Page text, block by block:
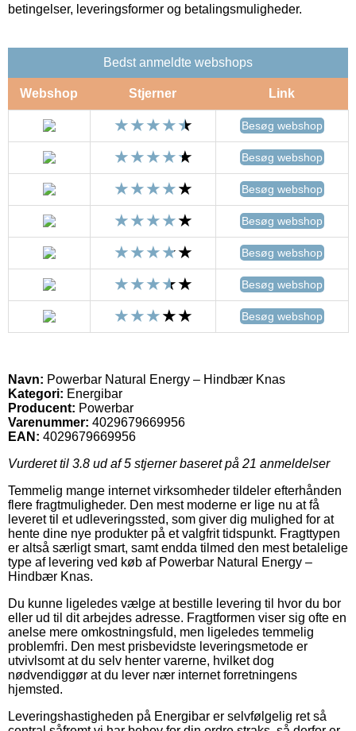
betingelser, leveringsformer og betalingsmuligheder.
Bedst anmeldte webshops
Webshop Stjerner Link
Besøg webshop
Besøg webshop
Besøg webshop
Besøg webshop
Besøg webshop
Besøg webshop
Besøg webshop
Navn: Powerbar Natural Energy – Hindbær Knas
Kategori: Energibar
Producent: Powerbar
Varenummer: 4029679669956
EAN: 4029679669956
Vurderet til 3.8 ud af 5 stjerner baseret på 21 anmeldelser
Temmelig mange internet virksomheder tildeler efterhånden
flere fragtmuligheder. Den mest moderne er lige nu at få
leveret til et udleveringssted, som giver dig mulighed for at
hente dine nye produkter på et valgfrit tidspunkt. Fragttypen
er altså særligt smart, samt endda tilmed den mest betalelige
type af levering ved køb af Powerbar Natural Energy –
Hindbær Knas.
Du kunne ligeledes vælge at bestille levering til hvor du bor
eller ud til dit arbejdes adresse. Fragtformen viser sig ofte en
anelse mere omkostningsfuld, men ligeledes temmelig
problemfri. Den mest prisbevidste leveringsmetode er
utvivlsomt at du selv henter varerne, hvilket dog
nødvendiggør at du lever nær internet forretningens
hjemsted.
Leveringshastigheden på Energibar er selvfølgelig ret så